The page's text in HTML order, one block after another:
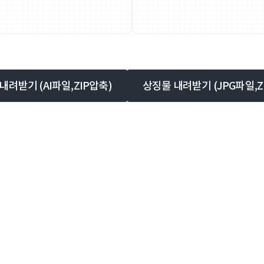
려받기 (AI파일,ZIP압축) 상징물 내려받기 (JPG파일